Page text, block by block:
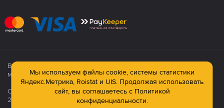
Все продукция сертифицирована. Использование
материалов сайта строго запрещено!
Официальный сайт компании: © ООО ПК «Технология»,
2003—2026
Мы используем файлы cookie, системы статистики
Яндекс.Метрика, Roistat и UIS. Продолжая использовать
сайт, вы соглашаетесь с Политикой
конфиденциальности.